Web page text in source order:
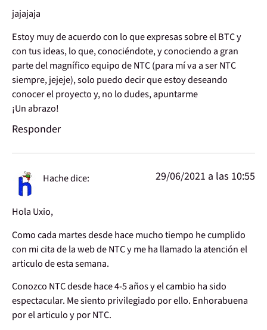
jajajaja
Estoy muy de acuerdo con lo que expresas sobre el BTC y
con tus ideas, lo que, conociéndote, y conociendo a gran
parte del magnífico equipo de NTC (para mí va a ser NTC
siempre, jejeje), solo puedo decir que estoy deseando
conocer el proyecto y, no lo dudes, apuntarme
¡Un abrazo!
Responder
Hachedice: 29/06/2021 a las 10:55
Hola Uxio,
Como cada martes desde hace mucho tiempo he cumplido
con mi cita de la web de NTC y me ha llamado la atención el
articulo de esta semana.
Conozco NTC desde hace 4-5 años y el cambio ha sido
espectacular. Me siento privilegiado por ello. Enhorabuena
por el articulo y por NTC.